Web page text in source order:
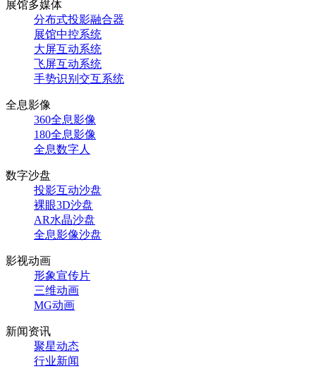
展馆多媒体
分布式投影融合器
展馆中控系统
大屏互动系统
飞屏互动系统
手势识别交互系统
全息影像
360全息影像
180全息影像
全息数字人
数字沙盘
投影互动沙盘
裸眼3D沙盘
AR水晶沙盘
全息影像沙盘
影视动画
形象宣传片
三维动画
MG动画
新闻资讯
聚星动态
行业新闻